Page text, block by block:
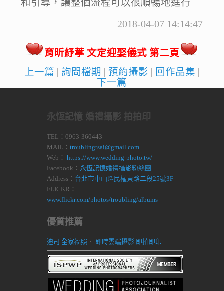
和引導，讓整個流程可以很順暢地進行
2018-04-07 14:14:47
育昕紓葶 文定迎娶儀式 第二頁
上一篇
詢問檔期 預約攝影 回作品集
下一篇
永恆記憶 婚禮攝影 拍拍印
TEL：0963-360443
MAIL： troublingtsai@gmail.com
Web： https://www.wedding-photo.tw/
Facebook： 永恆記憶婚禮攝影粉絲團
Address： 台北市中山區民權東路二段25號3F
FLICKR：
www.flickr.com/photos/troubling/albums
優質推薦
迪司 全家福照 、 即時雲端攝影 即拍即印